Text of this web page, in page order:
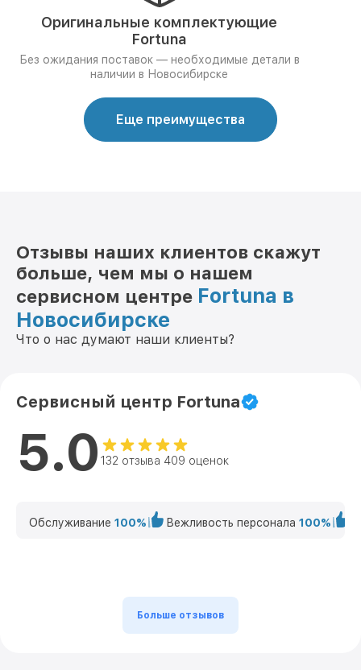
Оригинальные комплектующие
Fortuna
Без ожидания поставок — необходимые детали в
наличии в Новосибирске
Еще преимущества
Отзывы наших клиентов скажут
больше, чем мы о нашем
сервисном центре Fortuna в
Новосибирске
Что о нас думают наши клиенты?
Сервисный центр Fortuna
5.0 132 отзыва 409 оценок
Обслуживание 100% Вежливость персонала 100%
Больше отзывов